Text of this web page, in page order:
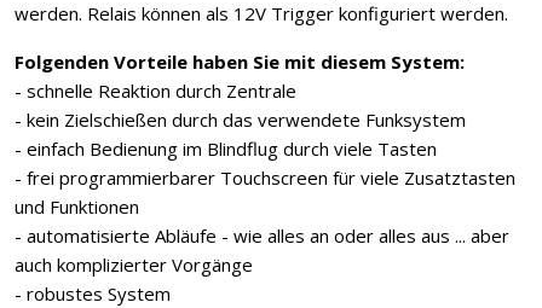
werden. Relais können als 12V Trigger konfiguriert werden.
Folgenden Vorteile haben Sie mit diesem System:
- schnelle Reaktion durch Zentrale
- kein Zielschießen durch das verwendete Funksystem
- einfach Bedienung im Blindflug durch viele Tasten
- frei programmierbarer Touchscreen für viele Zusatztasten
und Funktionen
- automatisierte Abläufe - wie alles an oder alles aus ... aber
auch komplizierter Vorgänge
- robustes System